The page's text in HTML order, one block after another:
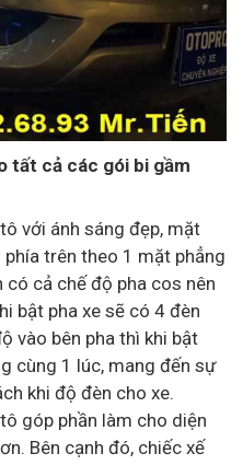
tất cả các gói bi gầm
với ánh sáng đẹp, mặt
trên theo 1 mặt phẳng
có cả chế độ pha cos nên
bật pha xe sẽ có 4 đèn
vào bên pha thì khi bật
cùng 1 lúc, mang đến sự
khi độ đèn cho xe.
góp phần làm cho diện
Bên cạnh đó, chiếc xế